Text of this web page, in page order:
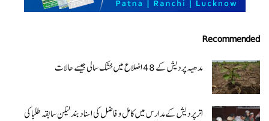
Recommended
مدھیہ پردیش کے 48 اضلاع میں خشک سالی جیسے حالات
اتر پردیش کےمدارس میں کامل و فاضل کی اسناد بند لیکن سابقہ طلبا کی